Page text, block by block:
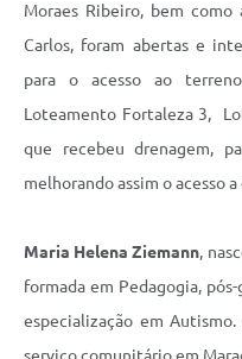
Moraes Ribeiro, bem
Carlos, foram abertas e
para o acesso ao
Loteamento Fortaleza 3,
que recebeu drenagem,
melhorando assim o acesso
Maria Helena Ziemann,
formada em Pedagogia,
especialização em